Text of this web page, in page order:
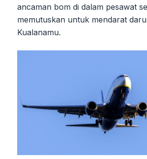
ancaman bom di dalam pesawat
memutuskan untuk mendarat
Kualanamu.